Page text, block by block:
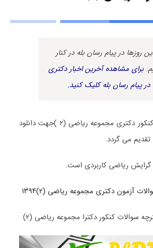
روزها در پیام رسان بله در کنار
برای مشاهده آخرین اخبار دکتری
در پیام رسان بله کلیک کنید.
دفترچه سوالات کنکور دکتری مجموعه ریاضی (۲ )جهت دانلود
تقدیم می گردد.
ریاضی کاربردی است.
آزمون دکتری مجموعه ریاضی (۲)۱۳۹۴
سوالات کنکور دکترا مجموعه ریاضی (۲)